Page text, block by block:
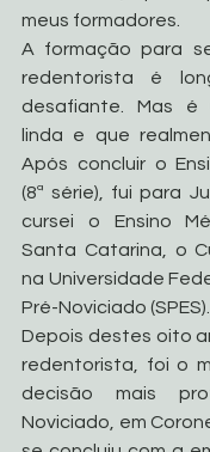
meus formadores.
A formação para
redentorista é
desafiante. Mas é
linda e que
Após concluir o
(8ª série), fui para
cursei o Ensino
Santa Catarina, o
na Universidade
Pré-Noviciado (SPES).
Depois destes oito
redentorista, foi o
decisão mais
Noviciado, em